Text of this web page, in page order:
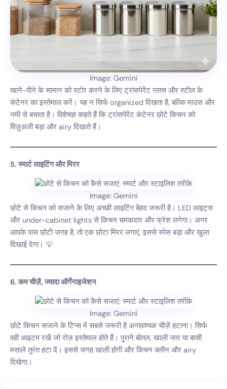
Image: Gemini
खाने-पीने के सामान को स्टोर करने के लिए ट्रांसपेरेंट ग्लास और स्टील के
कंटेनर का इस्तेमाल करें। यह न सिर्फ organized दिखता है, बल्कि माउस और
नमी से बचाता है। विशेषज्ञ कहते हैं कि ट्रांसपेरेंट कंटेनर छोटे किचन को
विज़ुअली बड़ा और airy दिखाते हैं।
5. स्मार्ट लाइटिंग और मिरर
Image: Gemini
छोटे से किचन को सजाने के लिए अच्छी लाइटिंग बेहद जरूरी है। LED लाइट्स
और under-cabinet lights से किचन चमकदार और फ्रेश लगेगा। अगर
आपके पास छोटी जगह है, तो एक छोटा मिरर लगाएं, इससे स्पेस बड़ा और खुला
दिखाई देगा। 💡
6. कम चीज़ें, ज्यादा ऑर्गेनाइजेशन
Image: Gemini
छोटे किचन सजाने के टिप्स में सबसे जरूरी है अनावश्यक चीज़ें हटाना। सिर्फ
वही आइटम रखें जो रोज़ इस्तेमाल होते हैं। पुराने बोतल, खाली जार या बासी
मसाले तुरंत हटा दें। इससे जगह खाली होगी और किचन क्लीन और airy
दिखेगा।